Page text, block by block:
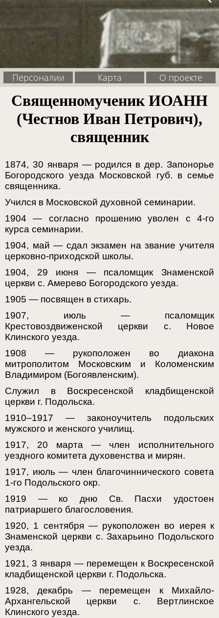
Персоналии Карта О проекте
Священномученик ИОАНН
(Честнов Иван Петрович),
священник
1874, 30 января — родился в дер. Запонорье
Богородского уезда Московской губ. в семье
священника.
Учился в Московской духовной семинарии.
1904 — согласно прошению уволен с 4-го
курса семинарии.
1904, май — сдал экзамен на звание учителя
церковно-приходской школы.
1904, 29 июня — псаломщик Знаменской
церкви с. Амерево Богородского уезда.
1905 — посвящен в стихарь.
1907, июль — псаломщик
Крестовоздвиженской церкви с. Новое
Клинского уезда.
1908 — рукоположен во диакона
митрополитом Московским и Коломенским
Владимиром (Богоявленским).
Служил в Воскресенской кладбищенской
церкви г. Подольска.
1910–1917 — законоучитель подольских
мужского и женского училищ.
1917, 20 марта — член исполнительного
уездного комитета духовенства и мирян.
1917, июль — член благочиннического совета
1-го Подольского окр.
1919 — ко дню Св. Пасхи удостоен
патриаршего благословения.
1920, 1 сентября — рукоположен во иерея к
Знаменской церкви с. Захарьино Подольского
уезда.
1921, 3 января — перемещен к Воскресенской
кладбищенской церкви г. Подольска.
1928, декабрь — перемещен к Михайло-
Архангельской церкви с. Вертлинское
Клинского уезда.